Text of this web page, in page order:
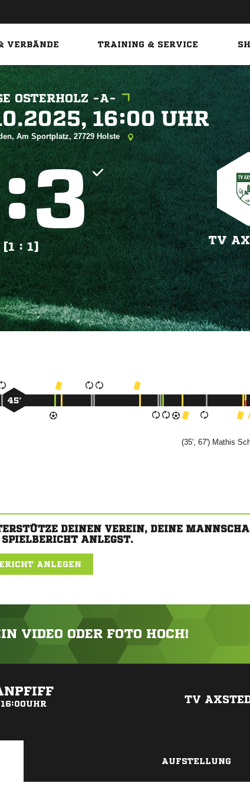
VERBÄNDE TRAINING & SERVICE
OSTERHOLZ -A-
  
Am Sportplatz, 27729 Holste
:
[1 : 1]
TV
45’
(35', 67') 
DEINEN VEREIN, DEINE
ANLEGST.
ANLEGEN
VIDEO ODER FOTO HOCH!
16:00UHR TV
AUFSTELLUNG